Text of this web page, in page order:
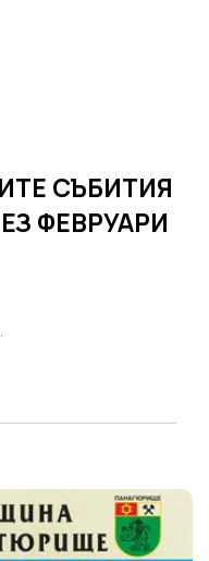
СЪБИТИЯ
ФЕВРУАРИ